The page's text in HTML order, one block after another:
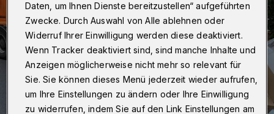
Daten, um Ihnen Dienste bereitzustellen“ aufgeführten
Zwecke. Durch Auswahl von Alle ablehnen oder
Widerruf Ihrer Einwilligung werden diese deaktiviert.
Wenn Tracker deaktiviert sind, sind manche Inhalte und
Anzeigen möglicherweise nicht mehr so relevant für
Sie. Sie können dieses Menü jederzeit wieder aufrufen,
um Ihre Einstellungen zu ändern oder Ihre Einwilligung
zu widerrufen, indem Sie auf den Link Einstellungen am